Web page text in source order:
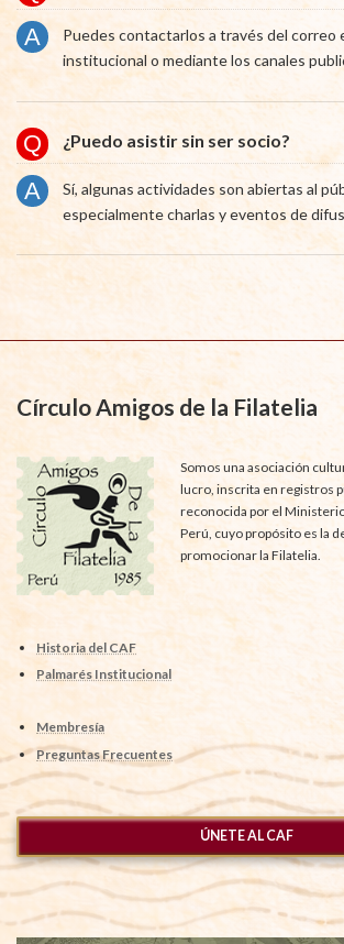
Puedes contactarlos a través del correo
institucional o mediante los canales
¿Puedo asistir sin ser socio?
Sí, algunas actividades son abiertas al
especialmente charlas y eventos de
Círculo Amigos de la Filatelia
Somos una asociación
lucro, inscrita en registros
reconocida por el
Perú, cuyo propósito es la
promocionar la Filatelia.
Historia del CAF
Palmarés Institucional
Membresía
Preguntas Frecuentes
ÚNETE AL CAF